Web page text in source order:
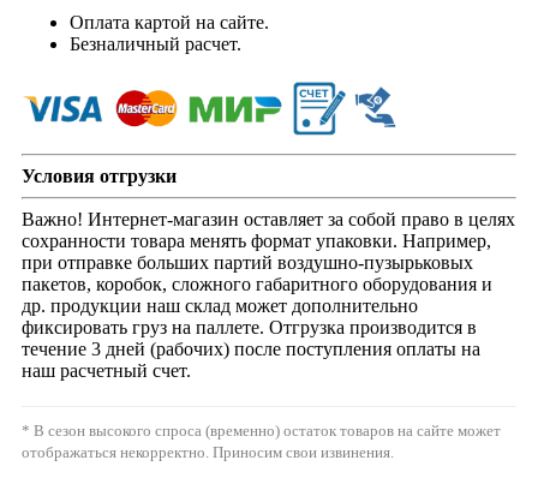
Оплата картой на сайте.
Безналичный расчет.
Условия отгрузки
Важно! Интернет-магазин оставляет за собой право в целях
сохранности товара менять формат упаковки. Например,
при отправке больших партий воздушно-пузырьковых
пакетов, коробок, сложного габаритного оборудования и
др. продукции наш склад может дополнительно
фиксировать груз на паллете. Отгрузка производится в
течение 3 дней (рабочих) после поступления оплаты на
наш расчетный счет.
* В сезон высокого спроса (временно) остаток товаров на сайте может
отображаться некорректно. Приносим свои извинения.